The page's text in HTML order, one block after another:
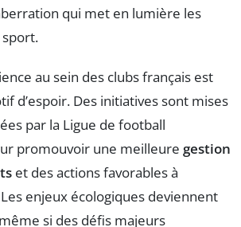
qui met en lumière les
au sein des clubs français est
d’espoir. Des initiatives sont mises
par la Ligue de football
promouvoir une meilleure gestion
et des actions favorables à
enjeux écologiques deviennent
si des défis majeurs